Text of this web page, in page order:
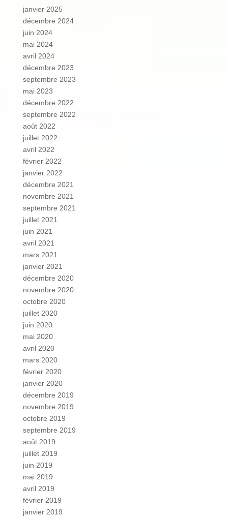
janvier 2025
décembre 2024
juin 2024
mai 2024
avril 2024
décembre 2023
septembre 2023
mai 2023
décembre 2022
septembre 2022
août 2022
juillet 2022
avril 2022
février 2022
janvier 2022
décembre 2021
novembre 2021
septembre 2021
juillet 2021
juin 2021
avril 2021
mars 2021
janvier 2021
décembre 2020
novembre 2020
octobre 2020
juillet 2020
juin 2020
mai 2020
avril 2020
mars 2020
février 2020
janvier 2020
décembre 2019
novembre 2019
octobre 2019
septembre 2019
août 2019
juillet 2019
juin 2019
mai 2019
avril 2019
février 2019
janvier 2019